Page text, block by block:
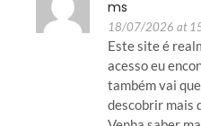
ms
18/07/2026 at
Este site é
acesso eu
também vai
descobrir mais